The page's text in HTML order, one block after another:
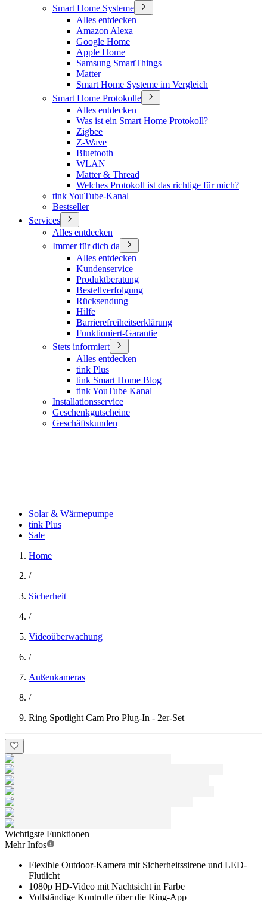
Smart Home Systeme
Alles entdecken
Amazon Alexa
Google Home
Apple Home
Samsung SmartThings
Matter
Smart Home Systeme im Vergleich
Smart Home Protokolle
Alles entdecken
Was ist ein Smart Home Protokoll?
Zigbee
Z-Wave
Bluetooth
WLAN
Matter & Thread
Welches Protokoll ist das richtige für mich?
tink YouTube-Kanal
Bestseller
Services
Alles entdecken
Immer für dich da
Alles entdecken
Kundenservice
Produktberatung
Bestellverfolgung
Rücksendung
Hilfe
Barrierefreiheitserklärung
Funktioniert-Garantie
Stets informiert
Alles entdecken
tink Plus
tink Smart Home Blog
tink YouTube Kanal
Installationsservice
Geschenkgutscheine
Geschäftskunden
Solar & Wärmepumpe
tink Plus
Sale
Home
/
Sicherheit
/
Videoüberwachung
/
Außenkameras
/
Ring Spotlight Cam Pro Plug-In - 2er-Set
Wichtigste Funktionen
Mehr Infos
Flexible Outdoor-Kamera mit Sicherheitssirene und LED-
Flutlicht
1080p HD-Video mit Nachtsicht in Farbe
Vollständige Kontrolle über die Ring-App